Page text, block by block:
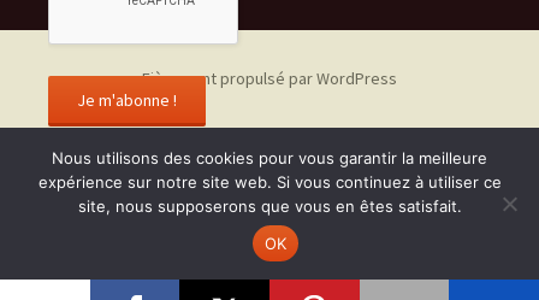
Fièrement propulsé par WordPress
Nous utilisons des cookies pour vous garantir la meilleure
expérience sur notre site web. Si vous continuez à utiliser ce
site, nous supposerons que vous en êtes satisfait.
OK